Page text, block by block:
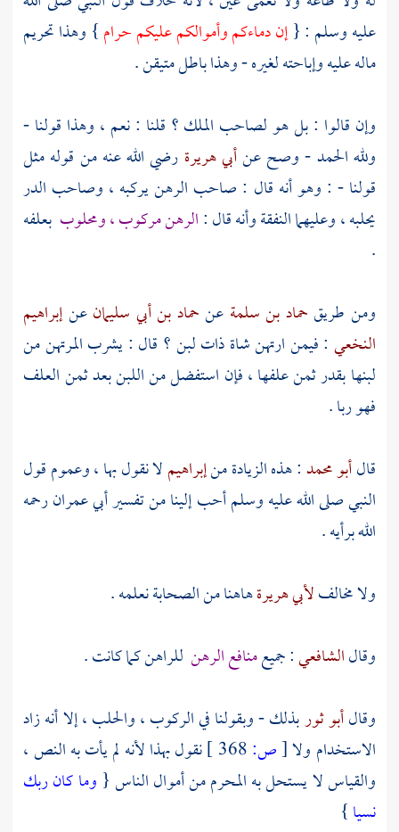
عليه وسلم : {إن دماءكم وأموالكم عليكم حرام} وهذا تحريم
ماله عليه وإباحته لغيره - وهذا باطل متيقن .
وإن قالوا : بل هو لصاحب الملك ؟ قلنا : نعم ، وهذا قولنا -
ولله الحمد - وصح عنأبي هريرة رضي الله عنه من قوله مثل
قولنا - : وهو أنه قال : صاحب الرهن يركبه ، وصاحب الدر
يحلبه ، وعليهما النفقة وأنه قال :الرهن مركوب ، ومحلوب بعلفه
.
ومن طريقحماد بن سلمة عنحماد بن أبي سليمانعنإبراهيم
النخعي : فيمن ارتهن شاة ذات لبن ؟ قال : يشرب المرتهن من
لبنها بقدر ثمن علفها ، فإن استفضل من اللبن بعد ثمن العلف
فهو ربا .
قالأبو محمد: هذه الزيادة منإبراهيملا نقول بها ، وعموم قول
النبي صلى الله عليه وسلم أحب إلينا من تفسيرأبي عمرانرحمه
الله برأيه .
ولا مخالفلأبي هريرةهاهنا من الصحابة نعلمه .
وقالالشافعي: جميعمنافع الرهن للراهن كما كانت .
وقالأبو ثوربذلك - وبقولنا في الركوب ، والحلب ، إلا أنه زاد
الاستخدام ولا[ص:
نقول بهذا لأنه لم يأت به النص ،
والقياس لا يستحل به المحرم من أموال الناس { وما كان ربك
نسيا}